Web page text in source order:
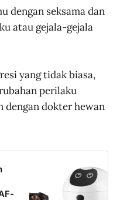
dengan seksama dan
atau gejala-gejala
yang tidak biasa,
perilaku
dengan dokter hewan